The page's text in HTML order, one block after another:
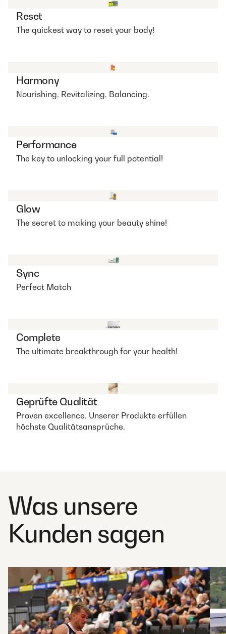
Reset
The quickest way to reset your body!
Harmony
Nourishing, Revitalizing, Balancing.
Performance
The key to unlocking your full potential!
Glow
The secret to making your beauty shine!
Sync
Perfect Match
Complete
The ultimate breakthrough for your health!
Geprüfte Qualität
Proven excellence. Unserer Produkte erfüllen
höchste Qualitätsansprüche.
Was unsere
Kunden sagen